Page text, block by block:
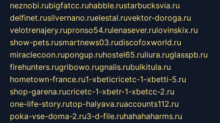
neznobi.rubigfatcc.ruhabble.rustarbucksvia.ru
delfinet.rusilvernano.ruelestal.ruvektor-doroga.ru
velotrenajery.rupronso54.rulenasever.rulovinskix.ru
show-pets.rusmartnews03.rudiscofoxworld.ru
miraclecoon.rupongup.ruhostel65.ruliura.ruglasspb.ru
firehunters.rugribowo.rugnalis.rubulkitula.ru
hometown-france.ru1-xbeticricetc-1-xbetti-5.ru
shop-garena.rucricetc-1-xbetr-1-xbetcc-2.ru
one-life-story.rutop-halyava.ruaccounts112.ru
poka-vse-doma-2.ru3-d-file.ruhahahaharms.ru